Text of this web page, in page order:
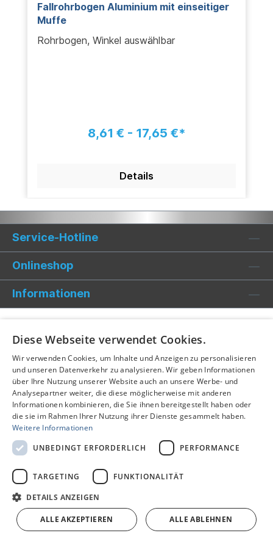
Fallrohrbogen Aluminium mit einseitiger
Muffe
Rohrbogen, Winkel auswählbar
8,61 € - 17,65 €*
Details
Service-Hotline
Onlineshop
Informationen
Alle Preise inkl. gesetzl. Mehrwertsteuer zzgl.
und ggf. Nachnahmegebühren, wenn nicht anders
angegeben.
Diese Webseite verwendet Cookies.
Wir verwenden Cookies, um Inhalte und Anzeigen zu personalisieren
und unseren Datenverkehr zu analysieren. Wir geben Informationen
über Ihre Nutzung unserer Website auch an unsere Werbe- und
Analysepartner weiter, die diese möglicherweise mit anderen
Informationen kombinieren, die Sie ihnen bereitgestellt haben oder
die sie im Rahmen Ihrer Nutzung ihrer Dienste gesammelt haben.
Weitere Informationen
UNBEDINGT ERFORDERLICH
PERFORMANCE
TARGETING FUNKTIONALITÄT
DETAILS ANZEIGEN
ALLE AKZEPTIEREN ALLE ABLEHNEN